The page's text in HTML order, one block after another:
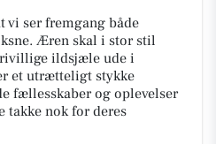
ser fremgang både
Æren skal i stor stil
ildsjæle ude i
et utrætteligt stykke
fællesskaber og oplevelser
takke nok for deres